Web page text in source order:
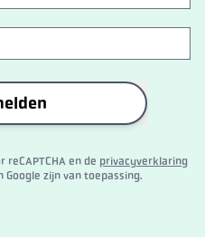
en de privacyverklaring
Google zijn van toepassing.